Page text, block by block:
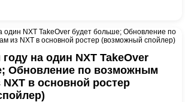
на один NXT TakeOver
Обновление по возможным
в основной ростер